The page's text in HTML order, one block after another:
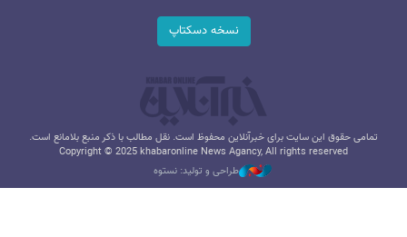
نسخه دسکتاپ
تمامی حقوق این سایت برای خبرآنلاین محفوظ است. نقل مطالب با ذکر منبع بلامانع است.
Copyright © 2025 khabaronline News Agancy, All rights reserved
طراحی و تولید: نستوه